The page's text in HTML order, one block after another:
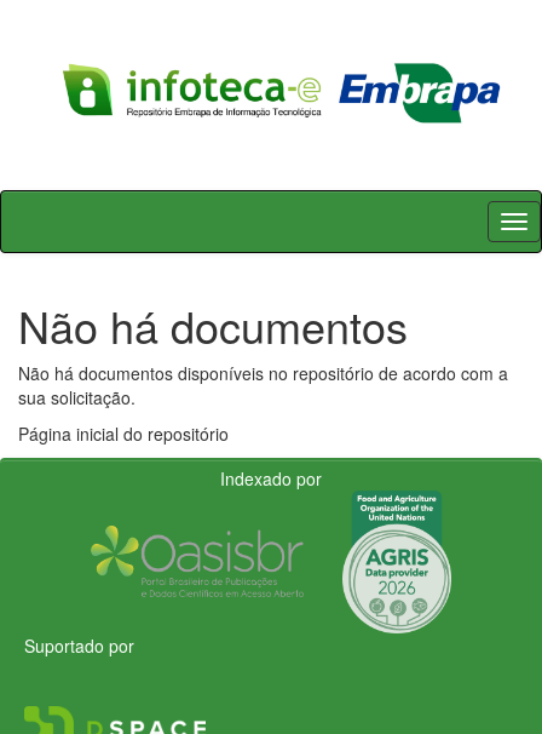
Skip
Não há documentos
Não há documentos disponíveis no repositório de acordo com a
sua solicitação.
Página inicial do repositório
Indexado por
Suportado por